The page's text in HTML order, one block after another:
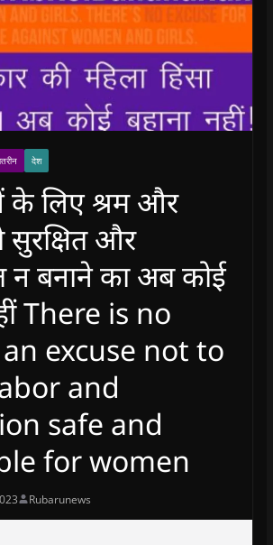
देश
के लिए श्रम और
सुरक्षित और
न बनाने का अब कोई
There is no
excuse not to
and
safe and
for women
Rubarunews